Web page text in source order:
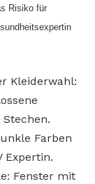
Risiko für
Kleiderwahl:
Farben
Expertin.
Fenster mit